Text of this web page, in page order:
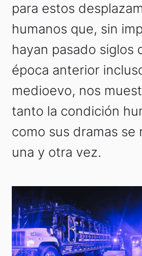
para estos
humanos que, sin
hayan pasado siglos
época anterior
medioevo, nos
tanto la condición
como sus dramas se
una y otra vez.